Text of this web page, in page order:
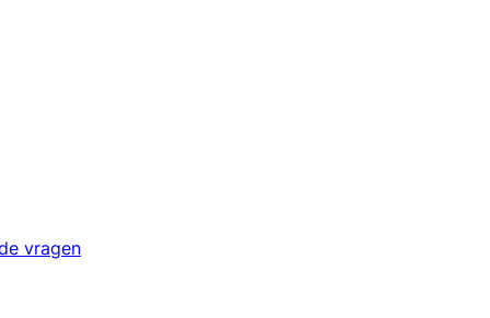
vragen